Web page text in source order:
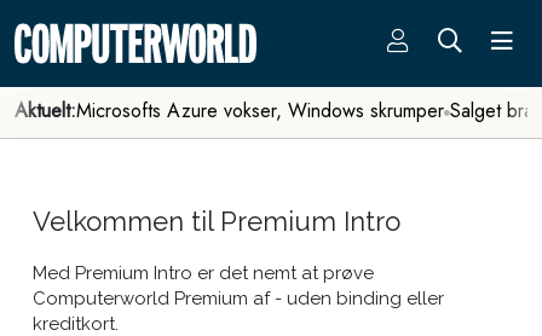
Aktuelt:Microsofts Azure vokser, Windows skrumper Salget
Velkommen til Premium Intro
Med Premium Intro er det nemt at prøve
Computerworld Premium af - uden binding eller
kreditkort.